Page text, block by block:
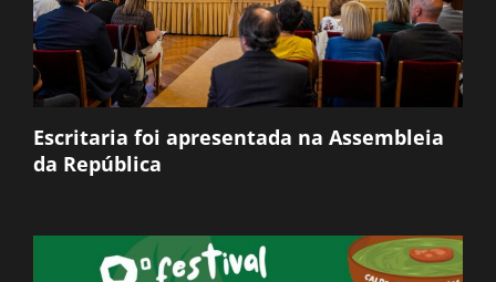
Escritaria foi apresentada na Assembleia
da República